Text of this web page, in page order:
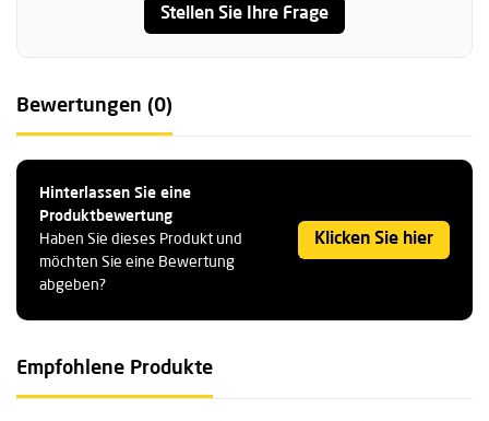
Stellen Sie Ihre Frage
Bewertungen (0)
Hinterlassen Sie eine
Produktbewertung
Haben Sie dieses Produkt und
möchten Sie eine Bewertung
abgeben?
Klicken Sie hier
Empfohlene Produkte